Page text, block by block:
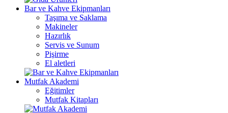
Bar ve Kahve Ekipmanları
Taşıma ve Saklama
Makineler
Hazırlık
Servis ve Sunum
Pişirme
El aletleri
Mutfak Akademi
Eğitimler
Mutfak Kitapları